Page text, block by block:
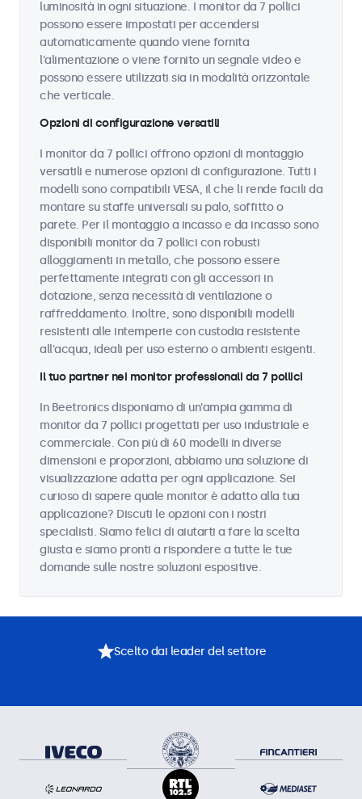
luminosità in ogni situazione. I monitor da 7 pollici
possono essere impostati per accendersi
automaticamente quando viene fornita
l'alimentazione o viene fornito un segnale video e
possono essere utilizzati sia in modalità orizzontale
che verticale.
Opzioni di configurazione versatili
I monitor da 7 pollici offrono opzioni di montaggio
versatili e numerose opzioni di configurazione. Tutti i
modelli sono compatibili VESA, il che li rende facili da
montare su staffe universali su palo, soffitto o
parete. Per il montaggio a incasso e da incasso sono
disponibili monitor da 7 pollici con robusti
alloggiamenti in metallo, che possono essere
perfettamente integrati con gli accessori in
dotazione, senza necessità di ventilazione o
raffreddamento. Inoltre, sono disponibili modelli
resistenti alle intemperie con custodia resistente
all'acqua, ideali per uso esterno o ambienti esigenti.
Il tuo partner nei monitor professionali da 7 pollici
In Beetronics disponiamo di un'ampia gamma di
monitor da 7 pollici progettati per uso industriale e
commerciale. Con più di 60 modelli in diverse
dimensioni e proporzioni, abbiamo una soluzione di
visualizzazione adatta per ogni applicazione. Sei
curioso di sapere quale monitor è adatto alla tua
applicazione? Discuti le opzioni con i nostri
specialisti. Siamo felici di aiutarti a fare la scelta
giusta e siamo pronti a rispondere a tutte le tue
domande sulle nostre soluzioni espositive.
Scelto dai leader del settore